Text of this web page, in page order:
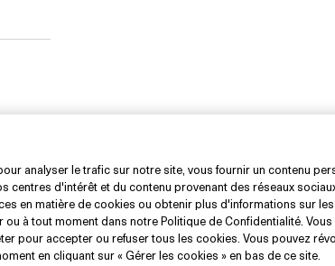
Limiter
analyser le trafic sur notre site, vous fournir un contenu
centres d'intérêt et du contenu provenant des réseaux
en matière de cookies ou obtenir plus d'informations sur
ou à tout moment dans notre Politique de Confidentialité.
pour accepter ou refuser tous les cookies. Vous pouvez
en cliquant sur « Gérer les cookies » en bas de ce site.